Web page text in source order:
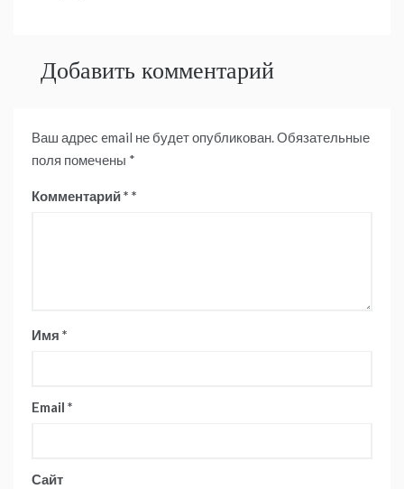
Добавить комментарий
Ваш адрес email не будет опубликован.Обязательные
поля помечены *
Комментарий*
Имя *
Email *
Сайт